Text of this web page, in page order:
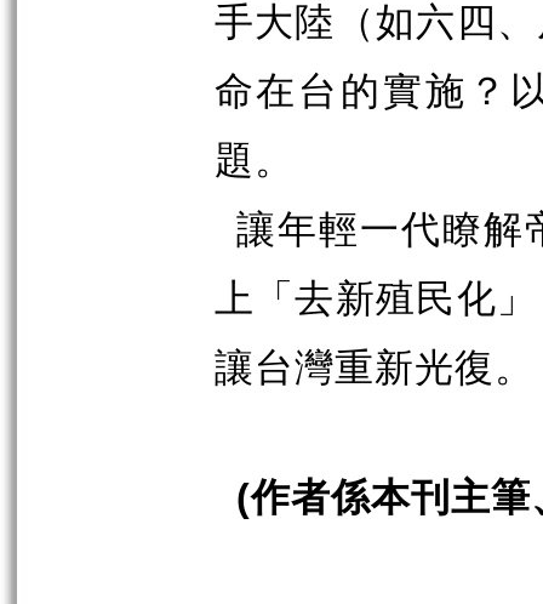
手大陸（如六四
命在台的實施？
題。
讓年輕一代瞭解
上「去新殖民化
讓台灣重新光復。
(作者係本刊主